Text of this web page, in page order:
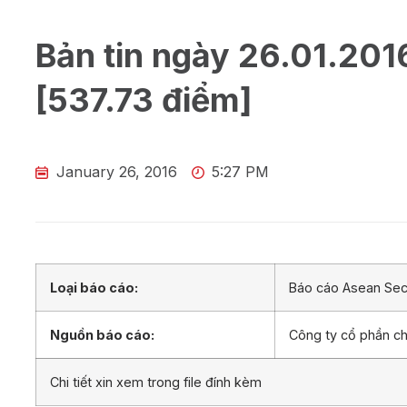
Bản tin ngày
[537.73 điểm]
January 26, 2016 5:27 PM
Loại báo cáo: Báo cáo Asean
Nguồn báo cáo: Công ty cổ phần
Chi tiết xin xem trong file đính kèm